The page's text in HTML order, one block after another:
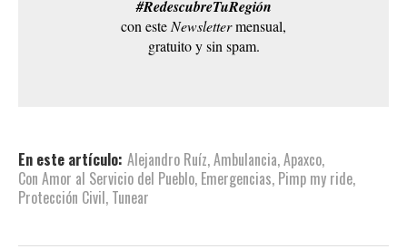
#RedescubreTuRegión
con este Newslettermensual,
gratuito y sin spam.
En este artículo: Alejandro Ruíz,Ambulancia,Apaxco,
Con Amor al Servicio del Pueblo, Emergencias, Pimp my ride,
Protección Civil, Tunear